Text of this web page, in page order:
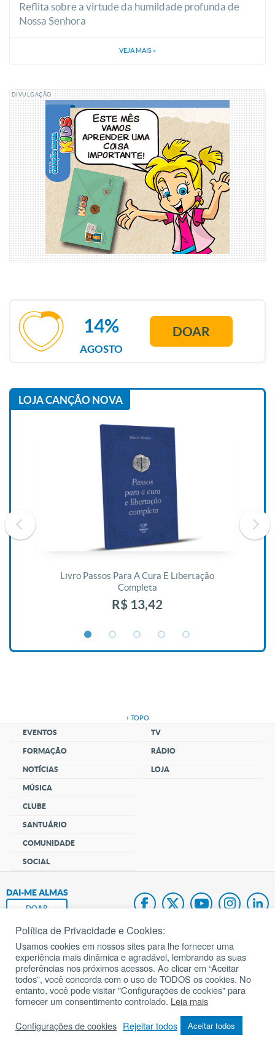
Reflita sobre a virtude da humildade profunda de
Nossa Senhora
VEJA MAIS »
DIVULGAÇÃO
AGOSTO
14% DOAR
LOJA CANÇÃO NOVA
Livro Passos Para A Cura E Libertação
Completa
R$ 13,42
↑ TOPO
EVENTOS
FORMAÇÃO
NOTÍCIAS
MÚSICA
CLUBE
SANTUÁRIO
COMUNIDADE
SOCIAL
TV
RÁDIO
LOJA
DAI-ME ALMAS
DOAR
Fundação João Paulo II
Pedido de Oração
Mapa do site
Todos os direitos reservados.
Política de Privacidade e Cookies:
Usamos cookies em nossos sites para lhe fornecer uma
experiência mais dinâmica e agradável, lembrando as suas
preferências nos próximos acessos. Ao clicar em “Aceitar
todos”, você concorda com o uso de TODOS os cookies. No
entanto, você pode visitar "Configurações de cookies" para
fornecer um consentimento controlado. Leia mais
Configurações de cookies Rejeitar todos Aceitar todos